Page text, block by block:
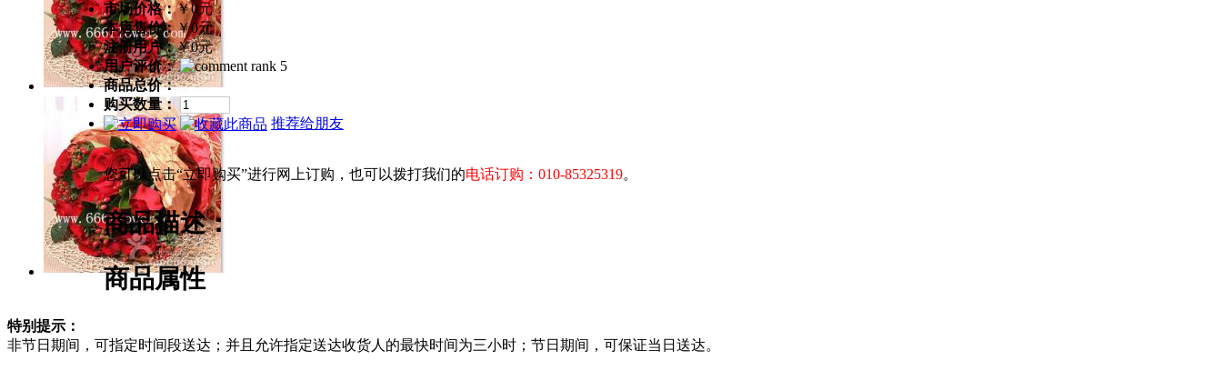
市场价格：￥0元
本店售价：￥0元
注册用户：￥0元
用户评价：
商品总价：
购买数量：
推荐给朋友
您可以点击“立即购买”进行网上订购，也可以拨打我们的电话订购：010-85325319。
商品描述：
商品属性
特别提示：
非节日期间，可指定时间段送达；并且允许指定送达收货人的最快时间为三小时；节日期间，可保证当日送达。